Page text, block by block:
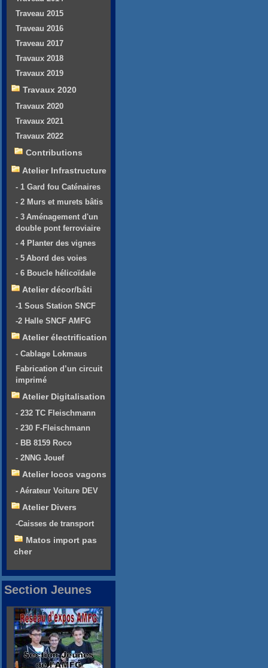
Traveau 2015
Traveau 2016
Traveau 2017
Travaux 2018
Travaux 2019
Travaux 2020
Travaux 2020
Travaux 2021
Travaux 2022
Contributions
Atelier Infrastructure
- 1 Gard fou Caténaires
- 2 Murs et murets bâtis
- 3 Aménagement d'un
double pont ferroviaire
- 4 Planter des vignes
- 5 Abord des voies
- 6 Boucle hélicoïdale
Atelier décor/bâti
-1 Sous Station SNCF
-2 Halle SNCF AMFG
Atelier électrification
- Cablage Lokmaus
Fabrication d’un circuit
imprimé
Atelier Digitalisation
- 232 TC Fleischmann
- 230 F-Fleischmann
- BB 8159 Roco
- 2NNG Jouef
Atelier locos vagons
- Aérateur Voiture DEV
Atelier Divers
-Caisses de transport
Matos import pas
cher
Section Jeunes